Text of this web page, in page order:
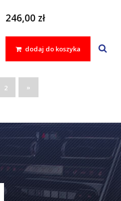
246,00 zł
dodaj do koszyka
2 »